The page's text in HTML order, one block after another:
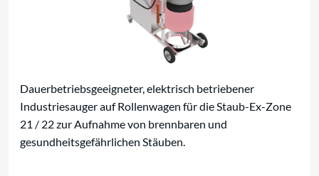
Dauerbetriebsgeeigneter, elektrisch betriebener
Industriesauger auf Rollenwagen für die Staub-Ex-Zone
21 / 22 zur Aufnahme von brennbaren und
gesundheitsgefährlichen Stäuben.